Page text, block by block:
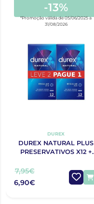
-13%
*Promoção válida de 05/06/2025 a
31/08/2026
DUREX
DUREX NATURAL PLUS
PRESERVATIVOS X12 +
7,95€
6,90€